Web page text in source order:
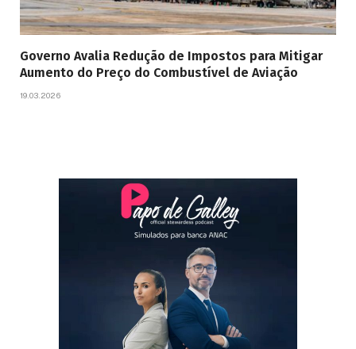
Governo Avalia Redução de Impostos para Mitigar
Aumento do Preço do Combustível de Aviação
19.03.2026